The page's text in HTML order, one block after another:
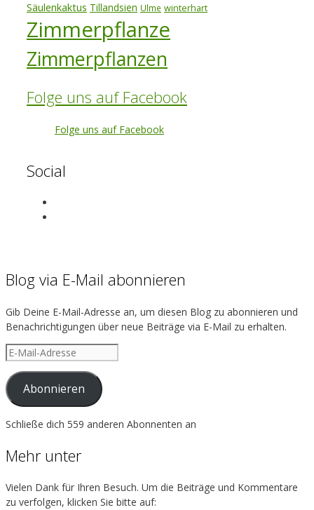
Säulenkaktus Tillandsien Ulme winterhart
Zimmerpflanze
Zimmerpflanzen
Folge uns auf Facebook
Folge uns auf Facebook
Social
Instagram
Blog via E-Mail abonnieren
Gib Deine E-Mail-Adresse an, um diesen Blog zu abonnieren und
Benachrichtigungen über neue Beiträge via E-Mail zu erhalten.
E-
Mail-
Adresse
Abonnieren
Schließe dich 559 anderen Abonnenten an
Mehr unter
Vielen Dank für Ihren Besuch. Um die Beiträge und Kommentare
zu verfolgen, klicken Sie bitte auf: